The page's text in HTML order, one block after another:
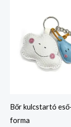
Bőr kulcstartó
forma